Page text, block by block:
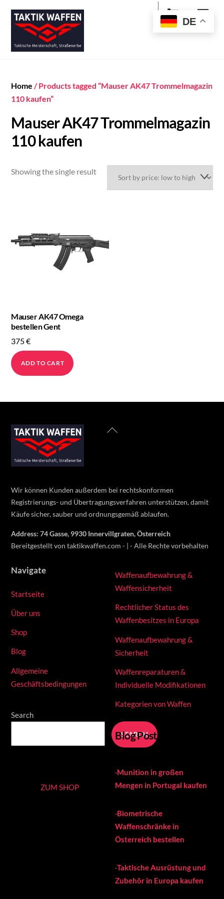
content
Cart
Home / Products tagged “Mauser AK47 Trommelmagazin
110 kaufen”
Mauser AK47 Trommelmagazin
110 kaufen
Showing the single result
Mauser AK47 Omega
bestellen Gent
375€
ADD TO CART
Back
Wir können Kunden außerdem bei rechtskonformen
Registrierungs- und Übertragungsverfahren unterstützen, damit
Käufe sicher, sauber und ordnungsgemäß ablaufen.
Address: 74 Gasse, 9930 Innervillgraten, Österreich
Bereitgestellt von taktikwaffen.com - | - Alle Rechte vorbehalten
Navigate
Startseite
Über uns
Shop
Blog
Allgemeine
Geschäftsbedingungen
Search
SEARCH
Waffenaufbewahrung &
Waffensicherheit
Rechtlicher Status des
Waffenbesitzes in Europa
Waffenaufbewahrung &
Sicherheit
Waffenreparaturen &
Individuelle Modifikationen
Kategorien von Waffen
Blog Posts
ZUM SHOP
·Munition in großen
Mengen in Portugal kaufen
·Biometrische
Waffenschränke in
Österreich bestellen
·Taktische Ausrüstung und
Zubehör in Europa kaufen
DE